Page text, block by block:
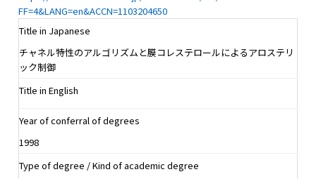
FF=4&LANG=en&ACCN=1103204650
Title in Japanese
チャネル特性のアルゴリズムと膜コレステロールによるアロステリ
ック制御
Title in English
Year of conferral of degrees
1998
Type of degree / Kind of academic degree